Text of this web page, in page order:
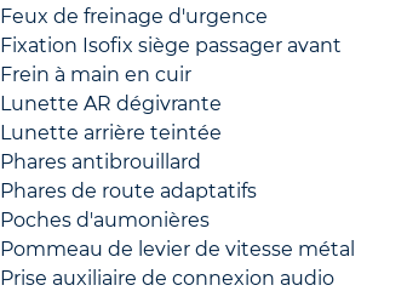
Feux de freinage d'urgence
Fixation Isofix siège passager avant
Frein à main en cuir
Lunette AR dégivrante
Lunette arrière teintée
Phares antibrouillard
Phares de route adaptatifs
Poches d'aumonières
Pommeau de levier de vitesse métal
Prise auxiliaire de connexion audio